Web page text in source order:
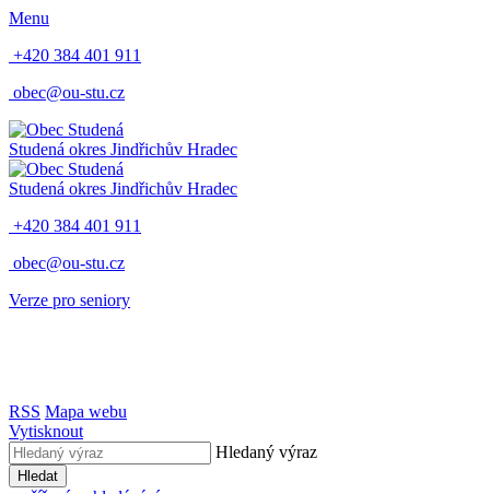
Menu
+420 384 401 911
obec@ou-stu.cz
Studená okres Jindřichův Hradec
Studená okres Jindřichův Hradec
+420 384 401 911
obec@ou-stu.cz
Verze pro seniory
RSS Mapa webu
Vytisknout
Hledaný výraz
Hledat